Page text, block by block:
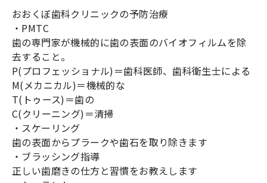
おおくぼ歯科クリニックの予防治療
・PMTC
歯の専門家が機械的に歯の表面のバイオフィルムを除
去すること。
P(プロフェッショナル)＝歯科医師、歯科衛生士による
M(メカニカル)＝機械的な
T(トゥース)＝歯の
C(クリーニング)＝清掃
・スケーリング
歯の表面からプラークや歯石を取り除きます
・ブラッシング指導
正しい歯磨きの仕方と習慣をお教えします